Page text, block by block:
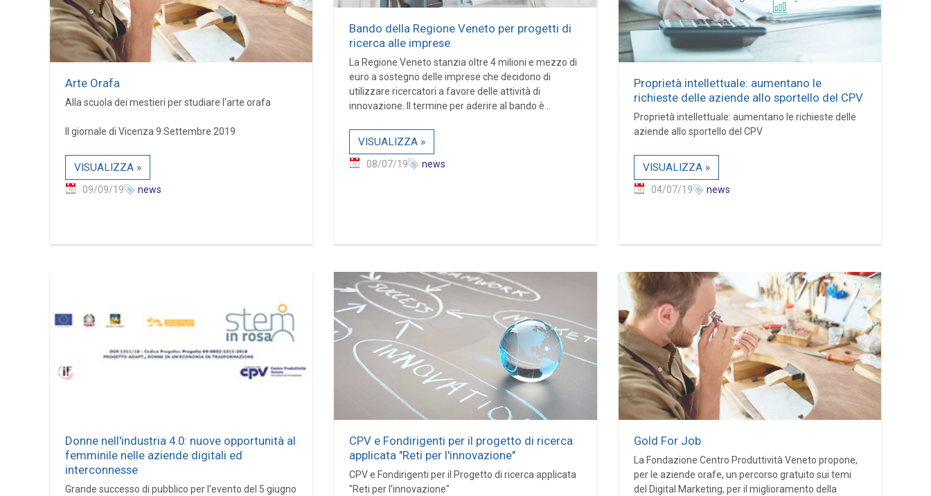
Arte Orafa
Alla scuola dei mestieri per studiare l'arte orafa
Il giornale di Vicenza 9 Settembre 2019
VISUALIZZA »
09/09/19 news
Bando della Regione Veneto per progetti di
ricerca alle imprese
La Regione Veneto stanzia oltre 4 milioni e mezzo di
euro a sostegno delle imprese che decidono di
utilizzare ricercatori a favore delle attività di
innovazione. Il termine per aderire al bando è...
VISUALIZZA »
08/07/19 news
Proprietà intellettuale: aumentano le
richieste delle aziende allo sportello del CPV
Proprietà intellettuale: aumentano le richieste delle
aziende allo sportello del CPV
VISUALIZZA »
04/07/19 news
Donne nell'industria 4.0: nuove opportunità al
femminile nelle aziende digitali ed
interconnesse
Grande successo di pubblico per l'evento del 5 giugno
CPV e Fondirigenti per il progetto di ricerca
applicata "Reti per l'innovazione"
CPV e Fondirigenti per il Progetto di ricerca applicata
"Reti per l'innovazione"
Gold For Job
La Fondazione Centro Produttività Veneto propone,
per le aziende orafe, un percorso gratuito sui temi
del Digital Marketing, per il miglioramento della